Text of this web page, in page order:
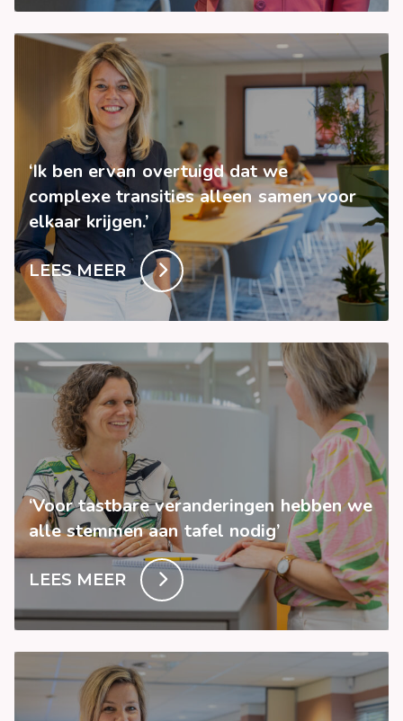
‘Ik ben ervan overtuigd dat we
complexe transities alleen samen voor
elkaar krijgen.’
LEES MEER
‘Voor tastbare veranderingen hebben we
alle stemmen aan tafel nodig’
LEES MEER